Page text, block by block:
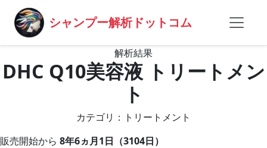
シャンプー解析ドットコム
解析結果
DHC Q10美容液 トリートメン
ト
カテゴリ：トリートメント
販売開始から 8年6ヵ月1日（3104日）